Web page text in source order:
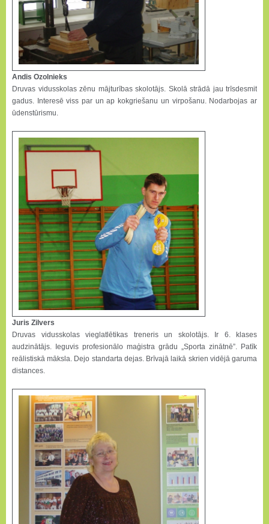
Andis Ozolnieks
Druvas vidusskolas zēnu mājturības skolotājs. Skolā strādā jau trīsdesmit
gadus. Interesē viss par un ap kokgriešanu un virpošanu. Nodarbojas ar
ūdenstūrismu.
Juris Zilvers
Druvas vidusskolas vieglatlētikas treneris un skolotājs. Ir 6. klases
audzinātājs. Ieguvis profesionālo maģistra grādu „Sporta zinātnē”. Patīk
reālistiskā māksla. Dejo standarta dejas. Brīvajā laikā skrien vidējā garuma
distances.